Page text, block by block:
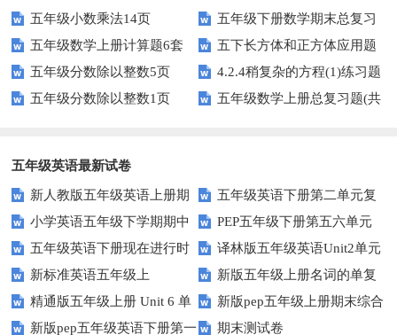
册期末素养测评卷（考试版A4
人教版）
五年级小数乘法14页
五年级下册数学期末总复习
题——选择题专项练习
五年级数学上册计算题6套
五下长方体和正方体应用题
专项训练
五年级分数除以整数5页
4.2.4稍复杂的方程(1)练习题
及答案
五年级分数除以整数1页
五年级数学上册总复习题(共
五年级英语最新试卷
新人教版五年级英语上册期
中词汇复习Unit1-Unit3
五年级英语下册第二单元复
习卷
小学英语五年级下学期期中
书写及单词识记测试卷
PEP五年级下册第五六单元
练习题
五年级英语下册现在进行时
练习题
译林版五年级英语Unit2单元
测试卷
新标准英语五年级上
module2复习题
新版五年级上册名词的单复
数形式复习题
精通版五年级上册 Unit 6 单
元测试
新版pep五年级上册期末综合
测试卷
新版pep五年级英语下册第一 期末测试卷